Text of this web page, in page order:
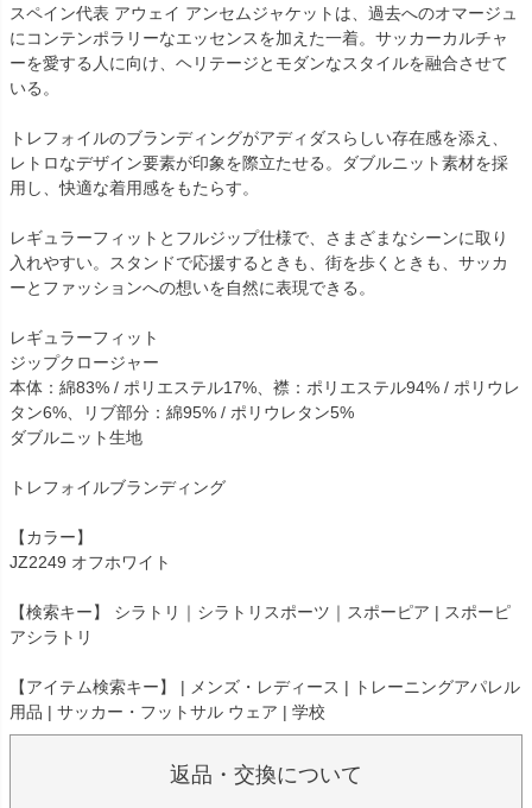
スペイン代表 アウェイ アンセムジャケットは、過去へのオマージュ
にコンテンポラリーなエッセンスを加えた一着。サッカーカルチャ
ーを愛する人に向け、ヘリテージとモダンなスタイルを融合させて
いる。
トレフォイルのブランディングがアディダスらしい存在感を添え、
レトロなデザイン要素が印象を際立たせる。ダブルニット素材を採
用し、快適な着用感をもたらす。
レギュラーフィットとフルジップ仕様で、さまざまなシーンに取り
入れやすい。スタンドで応援するときも、街を歩くときも、サッカ
ーとファッションへの想いを自然に表現できる。
レギュラーフィット
ジップクロージャー
本体：綿83% / ポリエステル17%、襟：ポリエステル94% / ポリウレ
タン6%、リブ部分：綿95% / ポリウレタン5%
ダブルニット生地
トレフォイルブランディング
【カラー】
JZ2249 オフホワイト
【検索キー】 シラトリ｜シラトリスポーツ｜スポーピア | スポーピ
アシラトリ
【アイテム検索キー】 | メンズ・レディース | トレーニングアパレル
用品 | サッカー・フットサル ウェア | 学校
返品・交換について